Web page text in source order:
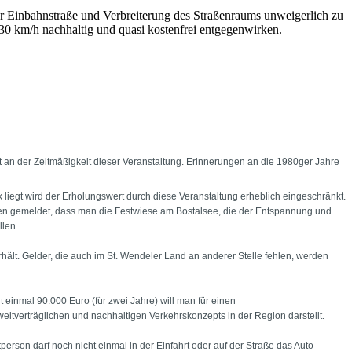
und Verbreiterung des Straßenraums unweigerlich zu
km/h nachhaltig und quasi kostenfrei entgegenwirken.
der Zeitmäßigkeit dieser Veranstaltung. Erinnerungen an die 1980ger Jahre
wird der Erholungswert durch diese Veranstaltung erheblich eingeschränkt.
gemeldet, dass man die Festwiese am Bostalsee, die der Entspannung und
Gelder, die auch im St. Wendeler Land an anderer Stelle fehlen, werden
90.000 Euro (für zwei Jahre) will man für einen
und nachhaltigen Verkehrskonzepts in der Region darstellt.
darf noch nicht einmal in der Einfahrt oder auf der Straße das Auto